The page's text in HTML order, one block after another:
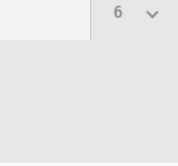
Institut? In
haben wir
rund
und zu
6